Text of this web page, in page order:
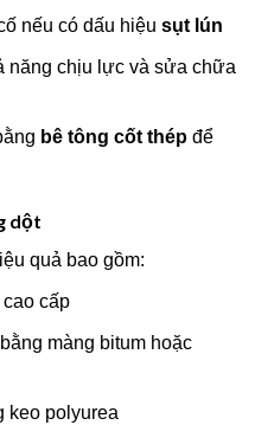
nếu có dấu hiệu sụt lún
năng chịu lực và sửa chữa
bê tông cốt thépđể
dột
quả bao gồm:
cấp
màng bitum hoặc
keo polyurea